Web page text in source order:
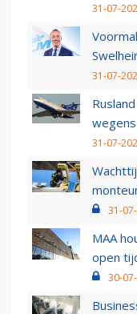
31-07-
31-07-
31-07-
31-
MAA
open
30-